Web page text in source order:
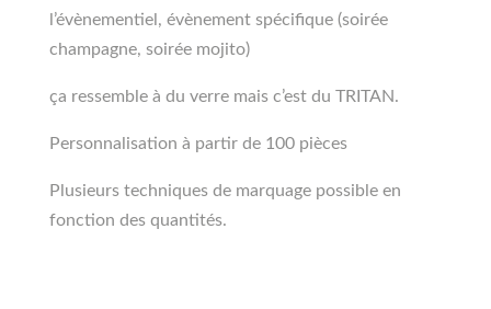
l’évènementiel, évènement spécifique (soirée
champagne, soirée mojito)
ça ressemble à du verre mais c’est du TRITAN.
Personnalisation à partir de 100 pièces
Plusieurs techniques de marquage possible en
fonction des quantités.